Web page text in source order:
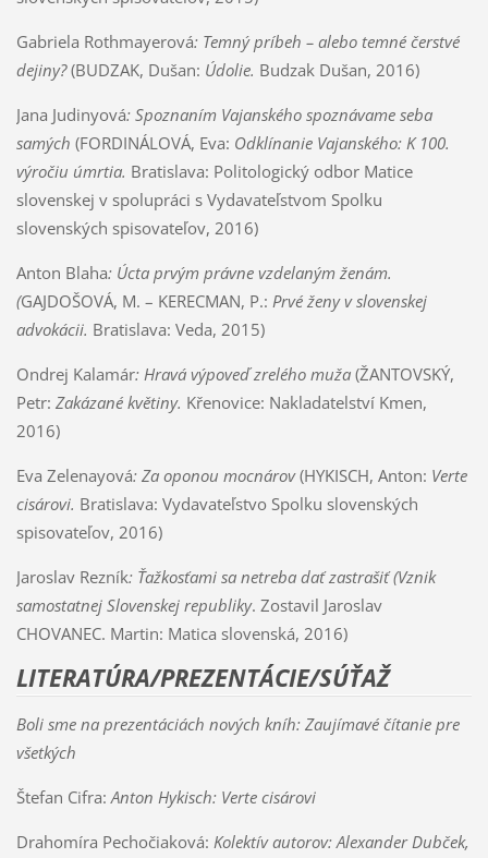
Gabriela Rothmayerová: Temný príbeh – alebo temné čerstvé
dejiny?(BUDZAK, Dušan: Údolie. Budzak Dušan, 2016)
Jana Judinyová: Spoznaním Vajanského spoznávame seba
samých (FORDINÁLOVÁ, Eva: Odklínanie Vajanského: K 100.
výročiu úmrtia. Bratislava: Politologický odbor Matice
slovenskej v spolupráci s Vydavateľstvom Spolku
slovenských spisovateľov, 2016)
Anton Blaha: Úcta prvým právne vzdelaným ženám.
(GAJDOŠOVÁ, M. – KERECMAN, P.: Prvé ženy v slovenskej
advokácii. Bratislava: Veda, 2015)
Ondrej Kalamár: Hravá výpoveď zrelého muža (ŽANTOVSKÝ,
Petr: Zakázané květiny. Křenovice: Nakladatelství Kmen,
2016)
Eva Zelenayová: Za oponou mocnárov(HYKISCH, Anton: Verte
cisárovi. Bratislava: Vydavateľstvo Spolku slovenských
spisovateľov, 2016)
Jaroslav Rezník: Ťažkosťami sa netreba dať zastrašiť (Vznik
samostatnej Slovenskej republiky. Zostavil Jaroslav
CHOVANEC. Martin: Matica slovenská, 2016)
LITERATÚRA/PREZENTÁCIE/SÚŤAŽ
Boli sme na prezentáciách nových kníh: Zaujímavé čítanie pre
všetkých
Štefan Cifra: Anton Hykisch: Verte cisárovi
Drahomíra Pechočiaková: Kolektív autorov: Alexander Dubček,